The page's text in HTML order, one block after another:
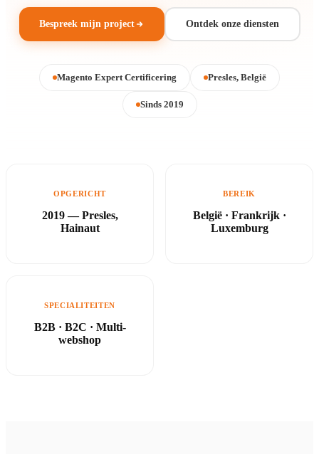
Bespreek mijn project Ontdek onze diensten
Magento Expert Certificering Presles, België
Sinds 2019
OPGERICHT
2019 — Presles,
Hainaut
BEREIK
België · Frankrijk ·
Luxemburg
SPECIALITEITEN
B2B · B2C · Multi-
webshop